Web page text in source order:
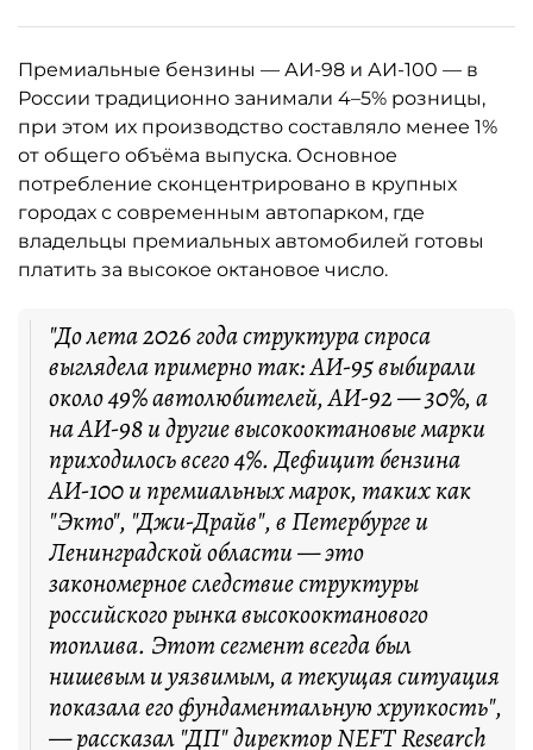
Премиальные бензины — АИ-98 и АИ-100 — в
России традиционно занимали 4–5% розницы,
при этом их производство составляло менее 1%
от общего объёма выпуска. Основное
потребление сконцентрировано в крупных
городах с современным автопарком, где
владельцы премиальных автомобилей готовы
платить за высокое октановое число.
"До лета 2026 года структура спроса
выглядела примерно так: АИ-95 выбирали
около 49% автолюбителей, АИ-92 — 30%, а
на АИ-98 и другие высокооктановые марки
приходилось всего 4%. Дефицит бензина
АИ-100 и премиальных марок, таких как
"Экто", "Джи-Драйв", в Петербурге и
Ленинградской области — это
закономерное следствие структуры
российского рынка высокооктанового
топлива. Этот сегмент всегда был
нишевым и уязвимым, а текущая ситуация
показала его фундаментальную хрупкость",
— рассказал "ДП" директор NEFT Research